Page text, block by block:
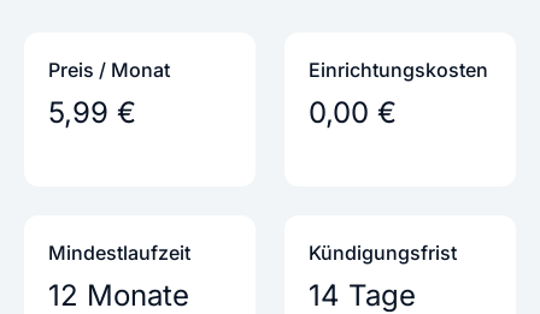
Preis / Monat
5,99 €
Einrichtungs­kosten
0,00 €
Mindestlaufzeit
12 Monate
Kündigungs­frist
14 Tage